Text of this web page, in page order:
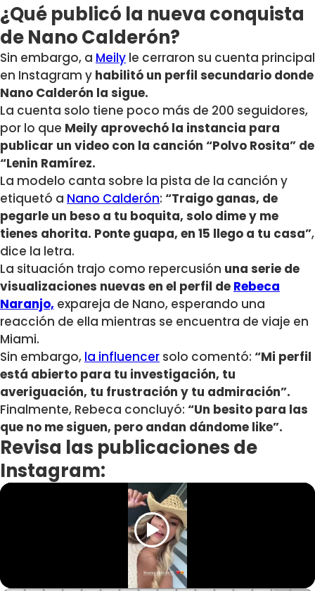
¿Qué publicó la nueva conquista
de Nano Calderón?
Sin embargo, a Meily le cerraron su cuenta principal
en Instagram y habilitó un perfil secundario donde
Nano Calderón la sigue.
La cuenta solo tiene poco más de 200 seguidores,
por lo que Meily aprovechó la instancia para
publicar un video con la canción “Polvo Rosita” de
“Lenin Ramírez.
La modelo canta sobre la pista de la canción y
etiquetó a Nano Calderón: “Traigo ganas, de
pegarle un beso a tu boquita, solo dime y me
tienes ahorita. Ponte guapa, en 15 llego a tu casa”,
dice la letra.
La situación trajo como repercusión una serie de
visualizaciones nuevas en el perfil de Rebeca
Naranjo, expareja de Nano, esperando una
reacción de ella mientras se encuentra de viaje en
Miami.
Sin embargo, la influencer solo comentó: “Mi perfil
está abierto para tu investigación, tu
averiguación, tu frustración y tu admiración”.
Finalmente, Rebeca concluyó: “Un besito para las
que no me siguen, pero andan dándome like”.
Revisa las publicaciones de
Instagram: